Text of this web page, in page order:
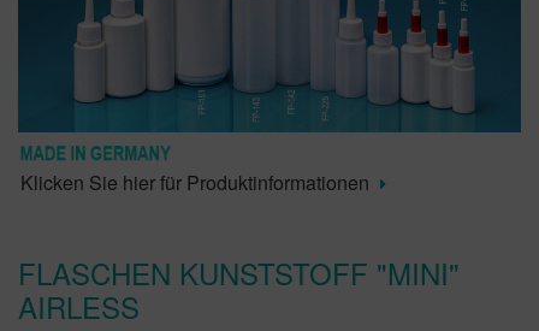
Klicken Sie hier für Produktinformationen
FLASCHEN KUNSTSTOFF "MINI"
AIRLESS